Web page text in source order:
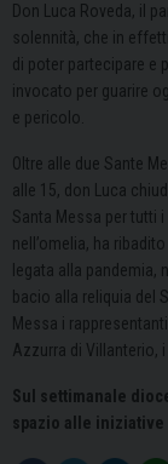
Don Luca Roveda, il
solennità, che in
di poter partecipare e
invocato per guarire
e pericolo.
Oltre alle due Sante
alle 15, don Luca
Santa Messa per tutti
nell’omelia, ha
legata alla pandemia,
bacio alla reliquia del
Messa i
Azzurra di Villanterio,
Sul settimanale
spazio alle iniziative